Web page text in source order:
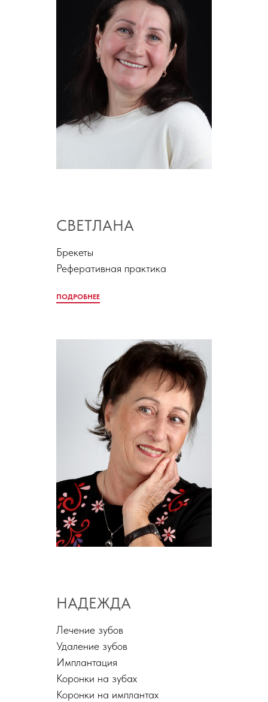
СВЕТЛАНА
Брекеты
Реферативная практика
ПОДРОБНЕЕ
НАДЕЖДА
Лечение зубов
Удаление зубов
Имплантация
Коронки на зубах
Коронки на имплантах